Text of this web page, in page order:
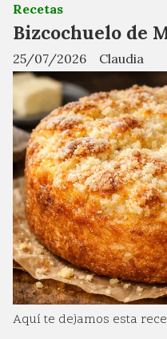
Bizcochuelo de
Claudia
Recetas
25/07/2026
Aquí te dejamos esta